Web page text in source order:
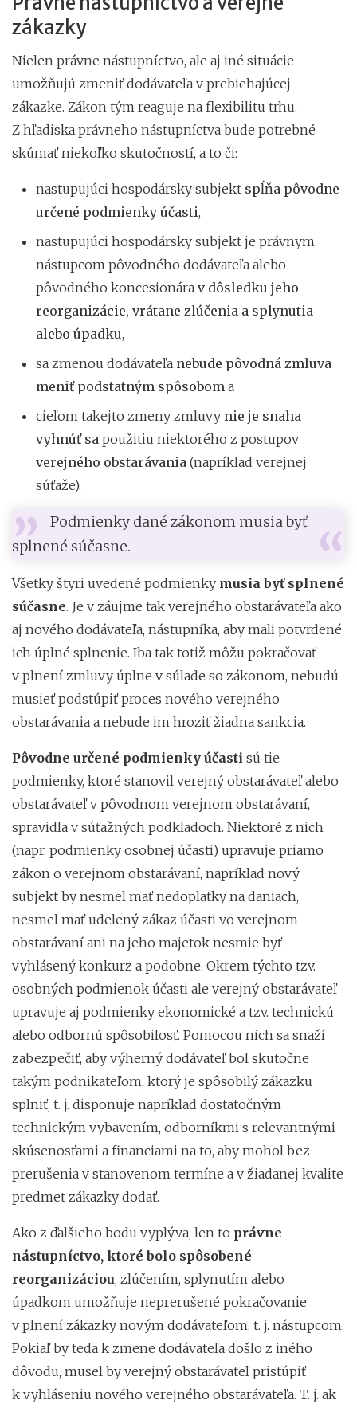
zákazky
Nielen právne nástupníctvo, ale aj iné situácie
umožňujú zmeniť dodávateľa v prebiehajúcej
zákazke. Zákon tým reaguje na flexibilitu trhu.
Z hľadiska právneho nástupníctva bude potrebné
skúmať niekoľko skutočností, a to či:
nastupujúci hospodársky subjekt spĺňa pôvodne
určené podmienky účasti,
nastupujúci hospodársky subjekt je právnym
nástupcom pôvodného dodávateľa alebo
pôvodného koncesionára v dôsledku jeho
reorganizácie, vrátane zlúčenia a splynutia
alebo úpadku,
sa zmenou dodávateľa nebude pôvodná zmluva
meniť podstatným spôsobom a
cieľom takejto zmeny zmluvy nie je snaha
vyhnúť sa použitiu niektorého z postupov
verejného obstarávania (napríklad verejnej
súťaže).
Podmienky dané zákonom musia byť
splnené súčasne.
Všetky štyri uvedené podmienky musia byť splnené
súčasne. Je v záujme tak verejného obstarávateľa ako
aj nového dodávateľa, nástupníka, aby mali potvrdené
ich úplné splnenie. Iba tak totiž môžu pokračovať
v plnení zmluvy úplne v súlade so zákonom, nebudú
musieť podstúpiť proces nového verejného
obstarávania a nebude im hroziť žiadna sankcia.
Pôvodne určené podmienky účasti sú tie
podmienky, ktoré stanovil verejný obstarávateľ alebo
obstarávateľ v pôvodnom verejnom obstarávaní,
spravidla v súťažných podkladoch. Niektoré z nich
(napr. podmienky osobnej účasti) upravuje priamo
zákon o verejnom obstarávaní, napríklad nový
subjekt by nesmel mať nedoplatky na daniach,
nesmel mať udelený zákaz účasti vo verejnom
obstarávaní ani na jeho majetok nesmie byť
vyhlásený konkurz a podobne. Okrem týchto tzv.
osobných podmienok účasti ale verejný obstarávateľ
upravuje aj podmienky ekonomické a tzv. technickú
alebo odbornú spôsobilosť. Pomocou nich sa snaží
zabezpečiť, aby výherný dodávateľ bol skutočne
takým podnikateľom, ktorý je spôsobilý zákazku
splniť, t. j. disponuje napríklad dostatočným
technickým vybavením, odborníkmi s relevantnými
skúsenosťami a financiami na to, aby mohol bez
prerušenia v stanovenom termíne a v žiadanej kvalite
predmet zákazky dodať.
Ako z ďalšieho bodu vyplýva, len to právne
nástupníctvo, ktoré bolo spôsobené
reorganizáciou, zlúčením, splynutím alebo
úpadkom umožňuje neprerušené pokračovanie
v plnení zákazky novým dodávateľom, t. j. nástupcom.
Pokiaľ by teda k zmene dodávateľa došlo z iného
dôvodu, musel by verejný obstarávateľ pristúpiť
k vyhláseniu nového verejného obstarávateľa. T. j. ak